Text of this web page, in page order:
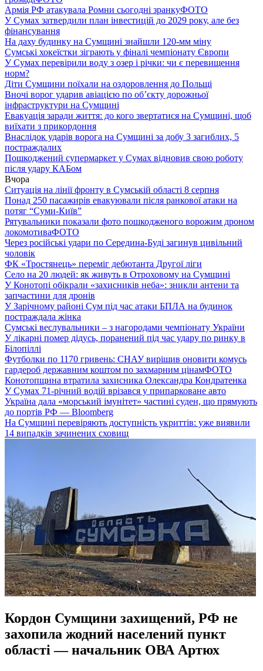
Армія РФ атакувала Ромни сьогодні зранкуФОТО
У Сумах затвердили план інвестицій до 2029 року, але без
фінансування
На даху будинку на Сумщині знайшли 120-мм міну
Сумські хокеїстки зіграють у фіналі чемпіонату Європи
У Сумах перевірили воду з озер і річки: чи є перевищення
норм?
Діти Сумщини поїхали на оздоровлення до Польщі
Вночі ворог ударив авіацією по обʼєкту дорожньої
інфраструктури на Сумщині
Евакуація заради життя: до кого звертатися на Сумщині, щоб
виїхати з прикордоння
Внаслідок ударів ворога на Сумщині за добу 3 загиблих, 5
постраждалих
Пошкоджений супермаркет у Сумах відновив свою роботу
після удару КАБом
Вчора
Ситуація на лінії фронту в Сумській області 8 серпня
Понад 250 пасажирів евакуювали після ранкової атаки на
потяг “Суми-Київ”
Рятувальники показали фото пошкодженого ворожим дроном
локомотиваФОТО
Через російські удари по Середина-Буді загинув цивільний
чоловік
ФК «Тростянець» переміг дебютанта Другої ліги
Село на 20 людей: як живуть в Отроховому на Сумщині
У Конотопі обікрали «захисників неба»: зникли антени та
запчастини для дронів
У Зарічному районі Сум під час атаки БПЛА на будинок
постраждала жінка
Сумські веслувальники – з нагородами чемпіонату України
У лікарні помер дідусь, поранений під час удару по ринку в
Білопіллі
Футболки по 1170 гривень: СНАУ вирішив оновити комусь
гардероб державним коштом по захмарним цінамФОТО
Конотопщина втратила захисника Олександра Кондратенка
У Сумах 71-річний водій врізався у припарковане авто
Україна дала «морський імунітет» частині суден, що прямують
до портів РФ — Bloomberg
На Сумщині перевіряють доступність укриттів: уже виявили
14 випадків зачинених сховищ
Кордон Сумщини захищений, РФ не
захопила жодний населений пункт
області — начальник ОВА Артюх